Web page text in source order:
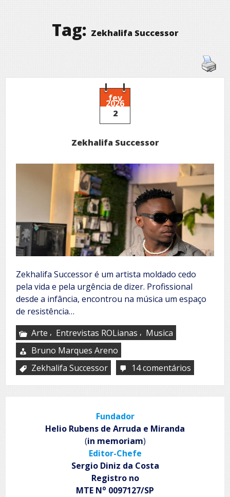
Tag: Zekhalifa Successor
fev
2026
2
Zekhalifa Successor
Zekhalifa Successor é um artista moldado cedo
pela vida e pela urgência de dizer. Profissional
desde a infância, encontrou na música um espaço
de resistência…
Arte , Entrevistas ROLianas , Musica
Bruno Marques Areno
Zekhalifa Successor
14 comentários
Successor
Fundador
Helio Rubens de Arruda e Miranda
(in memoriam)
Editor-Chefe
Sergio Diniz da Costa
Registro no
MTE No 0097127/SP